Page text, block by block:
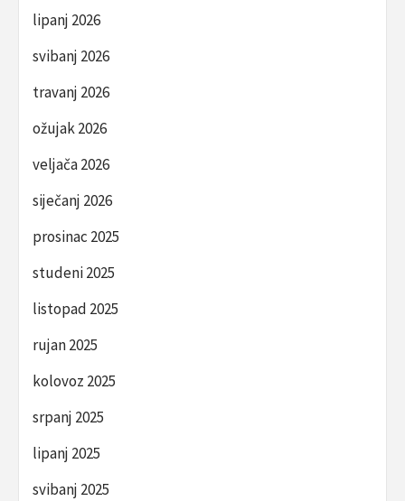
lipanj 2026
svibanj 2026
travanj 2026
ožujak 2026
veljača 2026
siječanj 2026
prosinac 2025
studeni 2025
listopad 2025
rujan 2025
kolovoz 2025
srpanj 2025
lipanj 2025
svibanj 2025